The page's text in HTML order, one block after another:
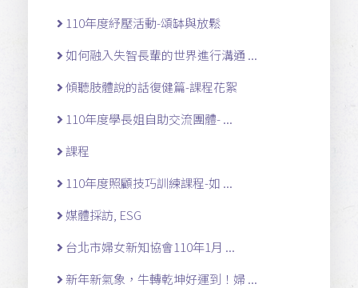
110年度紓壓活動-頌缽與放鬆
如何融入失智長輩的世界進行溝通 ...
傾聽肢體說的話復健篇-課程花絮
110年度學長姐自助交流團體- ...
課程
110年度照顧技巧訓練課程-如 ...
媒體採訪, ESG
台北市婦女新知協會110年1月 ...
新年新氣象，牛轉乾坤好運到！婦 ...